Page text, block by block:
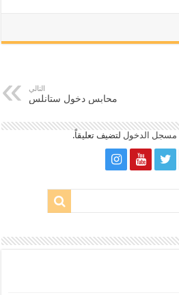
التالي
محابس دخول ستانلس
مسجل الدخول لتضيف تعليقاً.